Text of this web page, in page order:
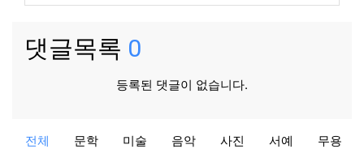
댓글목록 0
등록된 댓글이 없습니다.
전체 문학 미술 음악 사진 서예 무용